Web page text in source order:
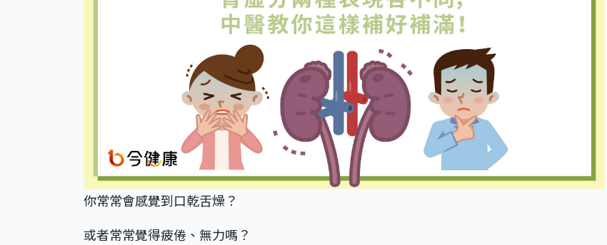
你常常會感覺到口乾舌燥？
或者常常覺得疲倦、無力嗎？